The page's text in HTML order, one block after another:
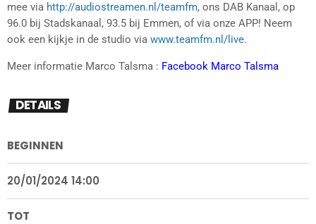
mee via http://audiostreamen.nl/teamfm, ons DAB Kanaal, op
96.0 bij Stadskanaal, 93.5 bij Emmen, of via onze APP! Neem
ook een kijkje in de studio via www.teamfm.nl/live.
Meer informatie Marco Talsma : Facebook Marco Talsma
DETAILS
BEGINNEN
20/01/2024 14:00
TOT